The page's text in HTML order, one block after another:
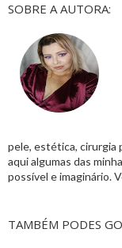
SOBRE A AUTORA:
pele, estética, cirurgia
aqui algumas das
possível e imaginário.
TAMBÉM PODES